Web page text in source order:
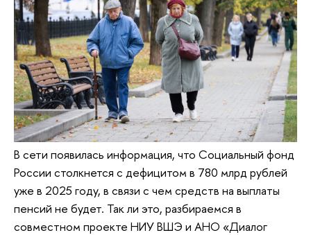
В сети появилась информация, что Социальный фонд
России столкнется с дефицитом в 780 млрд рублей
уже в 2025 году, в связи с чем средств на выплаты
пенсий не будет. Так ли это, разбираемся в
совместном проекте НИУ ВШЭ и АНО «Диалог